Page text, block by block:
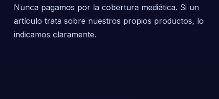
Nunca pagamos por la cobertura mediática. Si un
artículo trata sobre nuestros propios productos, lo
indicamos claramente.